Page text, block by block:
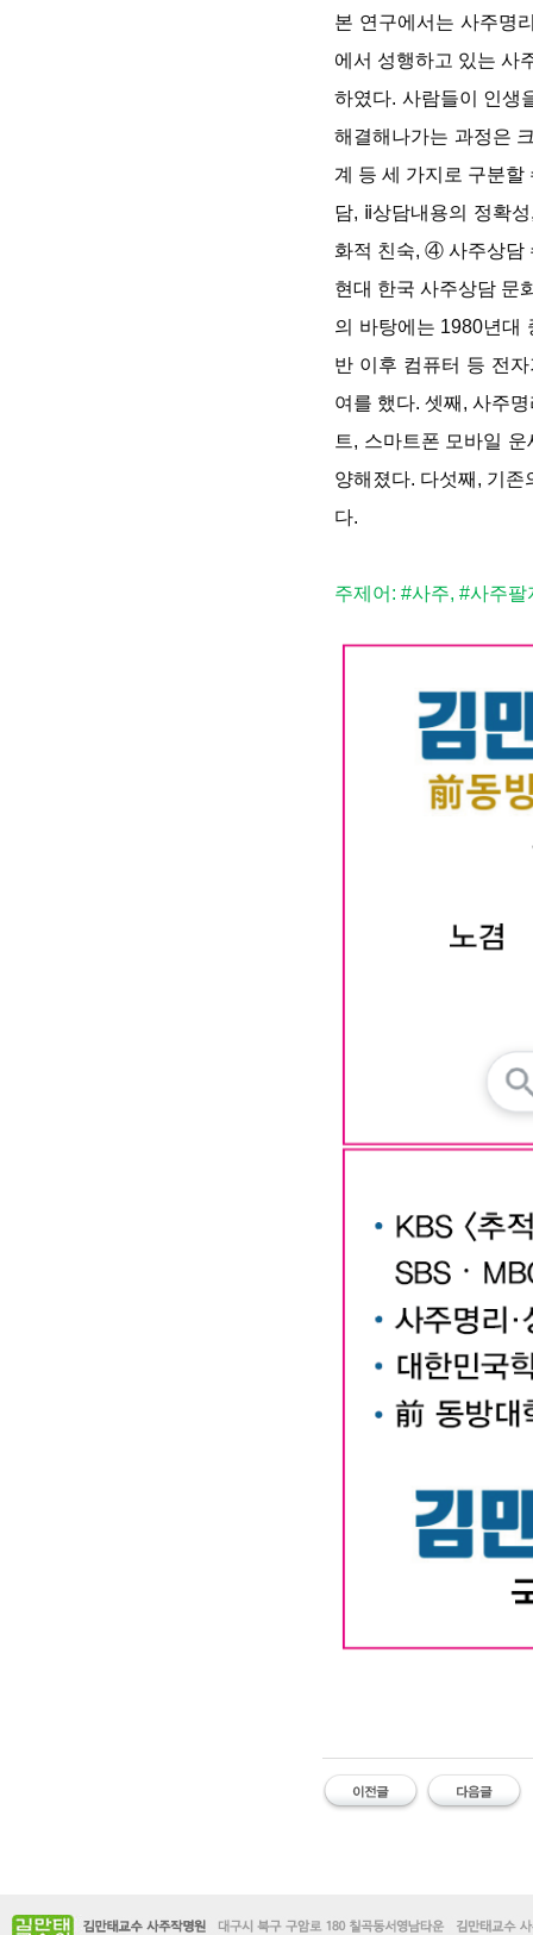
본 연구에서는 사주명
에서 성행하고 있는 사
하였다. 사람들이 인생
해결해나가는 과정은
계 등 세 가지로 구분
담, ⅱ상담내용의 정확
화적 친숙, ④ 사주상담
현대 한국 사주상담 문
의 바탕에는 1980년대
반 이후 컴퓨터 등 전
여를 했다. 셋째, 사주
트, 스마트폰 모바일
양해졌다. 다섯째, 기
다.
주제어: #사주, #사주